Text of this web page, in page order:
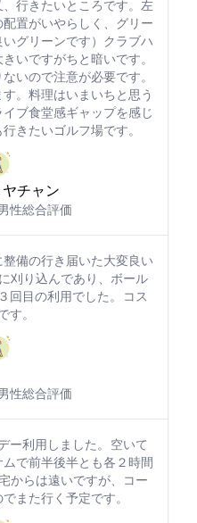
行きたいところです。左
置がいやらしく、グリー
グリーンです）クラブハ
いですがちと暗いです。
いので注意が必要です。
。料理はいまいちと思う
ブ食堂感ギャップを感じ
きたいゴルフ場です。
チャン
性総合評価: 5
備の行き届いた大変良い
刈り込んであり、ボール
回目の利用でした。 コス
す。
性総合評価: 5
ー利用しました。 空いて
ムで前半後半とも各２時間
からは遠いですが、コー
また行く予定です。